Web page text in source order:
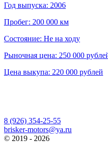
Год выпуска: 2006
Пробег: 200 000 км
Состояние: Не на ходу
Рыночная цена: 250 000
Цена выкупа: 220 000 рублей
8 (926) 354-25-55
brisker-motors@ya.ru
© 2019 - 2026